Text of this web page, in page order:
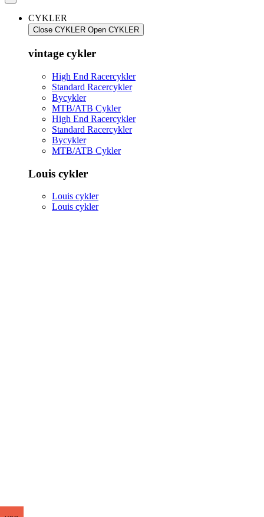
CYKLER
Close CYKLER Open CYKLER
vintage cykler
High End Racercykler
Standard Racercykler
Bycykler
MTB/ATB Cykler
High End Racercykler
Standard Racercykler
Bycykler
MTB/ATB Cykler
Louis cykler
Louis cykler
Louis cykler